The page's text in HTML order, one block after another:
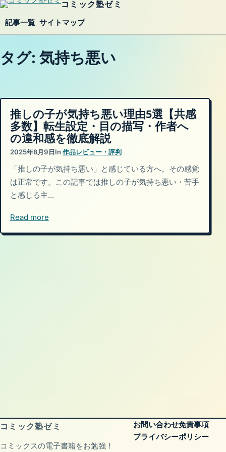
コミック塾ゼミ
記事一覧 サイトマップ
タグ: 気持ち悪い
推しの子が気持ち悪い理由5選【共感
多数】転生設定・目の描写・作者へ
の違和感を徹底解説
2025年8月9日In 作品レビュー・評判
「推しの子が気持ち悪い」と感じている方へ。その感覚
は正常です。この記事では推しの子が気持ち悪い・苦手
と感じる主…
Read more
コミック塾ゼミ
コミックスの電子書籍をお勉強！
お問い合わせ免責事項
プライバシーポリシー